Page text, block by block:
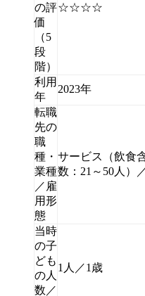
の評
価
（5
段
階）
☆☆☆☆
利用
年
2023年
転職
先の
職
種・
業種
／雇
用形
態
サービス（飲食
数：21～50人）
当時
の子
ども
の人
数／
1人／1歳